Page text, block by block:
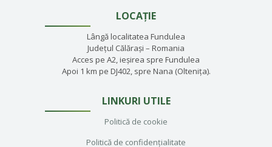
LOCAȚIE
Lângă localitatea Fundulea
Județul Călărași – Romania
Acces pe A2, ieșirea spre Fundulea
Apoi 1 km pe DJ402, spre Nana (Oltenița).
LINKURI UTILE
Politică de cookie
Politică de confidențialitate